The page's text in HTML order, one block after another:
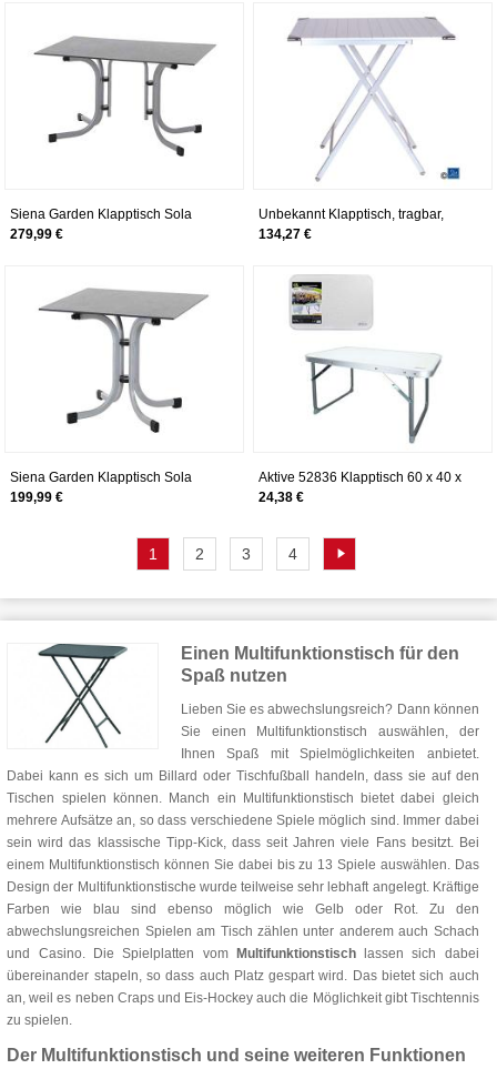
Siena Garden Klapptisch Sola
120x80cm silber
279,99 €
Unbekannt Klapptisch, tragbar,
extra leicht
134,27 €
Siena Garden Klapptisch Sola
80x80cm silber
199,99 €
Aktive 52836 Klapptisch 60 x 40 x
40 cm, weiß
24,38 €
1 2 3 4
Einen Multifunktionstisch für den
Spaß nutzen
Lieben Sie es abwechslungsreich? Dann können
Sie einen Multifunktionstisch auswählen, der
Ihnen Spaß mit Spielmöglichkeiten anbietet.
Dabei kann es sich um Billard oder Tischfußball handeln, dass sie auf den
Tischen spielen können. Manch ein Multifunktionstisch bietet dabei gleich
mehrere Aufsätze an, so dass verschiedene Spiele möglich sind. Immer dabei
sein wird das klassische Tipp-Kick, dass seit Jahren viele Fans besitzt. Bei
einem Multifunktionstisch können Sie dabei bis zu 13 Spiele auswählen. Das
Design der Multifunktionstische wurde teilweise sehr lebhaft angelegt. Kräftige
Farben wie blau sind ebenso möglich wie Gelb oder Rot. Zu den
abwechslungsreichen Spielen am Tisch zählen unter anderem auch Schach
und Casino. Die Spielplatten vom Multifunktionstischlassen sich dabei
übereinander stapeln, so dass auch Platz gespart wird. Das bietet sich auch
an, weil es neben Craps und Eis-Hockey auch die Möglichkeit gibt Tischtennis
zu spielen.
Der Multifunktionstisch und seine weiteren Funktionen